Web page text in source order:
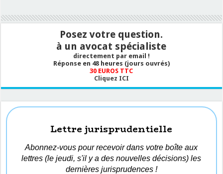
Posez votre question.
à un avocat spécialiste
directement par email !
Réponse en 48 heures (jours ouvrés)
30 EUROS TTC
Cliquez ICI
Lettre jurisprudentielle
Abonnez-vous pour recevoir dans votre boîte aux
lettres (le jeudi, s'il y a des nouvelles décisions) les
dernières jurisprudences !